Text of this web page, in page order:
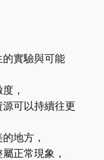
實驗與可能
，
可以持續往更
地方，
正常現象，